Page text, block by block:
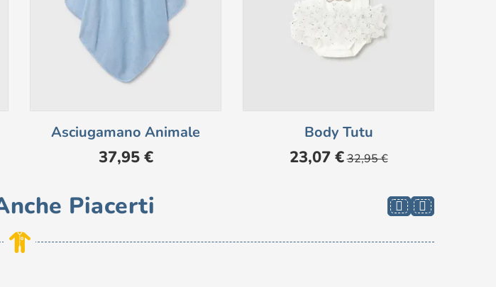
Asciugamano Animale
Prezzo
37,95 €
Body Tutu
Prezzo
23,07 € Prezzo
base
32,95 €
Piacerti